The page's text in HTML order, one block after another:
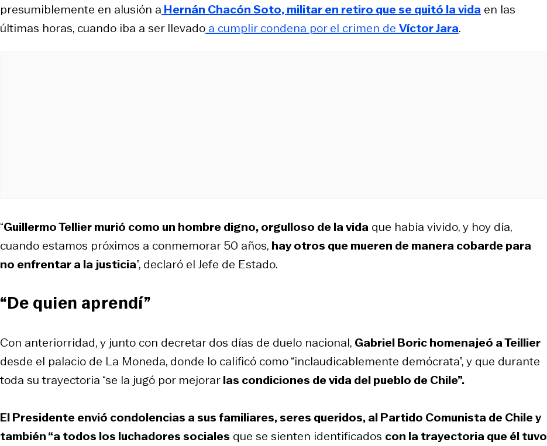
presumiblemente en alusión a Hernán Chacón Soto, militar en retiro que se quitó la vida en las
últimas horas, cuando iba a ser llevado a cumplir condena por el crimen de Víctor Jara.
“Guillermo Tellier murió como un hombre digno, orgulloso de la vida que había vivido, y hoy día,
cuando estamos próximos a conmemorar 50 años, hay otros que mueren de manera cobarde para
no enfrentar a la justicia”, declaró el Jefe de Estado.
“De quien aprendí”
Con anteriorridad, y junto con decretar dos días de duelo nacional, Gabriel Boric homenajeó a Teillier
desde el palacio de La Moneda, donde lo calificó como “inclaudicablemente demócrata”, y que durante
toda su trayectoria “se la jugó por mejorarlas condiciones de vida del pueblo de Chile”.
El Presidente envió condolencias a sus familiares, seres queridos, al Partido Comunista de Chile y
también “a todos los luchadores sociales que se sienten identificados con la trayectoria que él tuvo